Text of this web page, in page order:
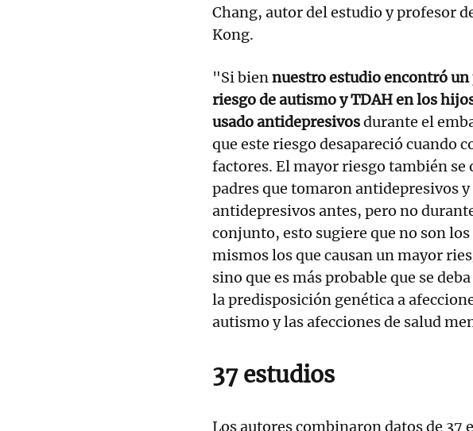
Chang, autor del estudio y profesor
Kong.
"Si biennuestro estudio encontró
riesgo de autismo y TDAH en los
usado antidepresivosdurante el
que este riesgo desapareció cuando
factores. El mayor riesgo también se
padres que tomaron antidepresivos
antidepresivos antes, pero no
conjunto, esto sugiere que no son
mismos los que causan un mayor
sino que es más probable que se
la predisposición genética a
autismo y las afecciones de salud
37 estudios
Los autores combinaron datos de 37